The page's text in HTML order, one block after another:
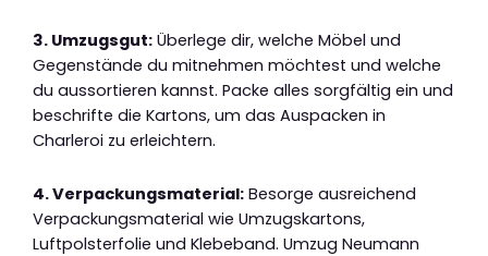
3. Umzugsgut: Überlege dir, welche Möbel und
Gegenstände du mitnehmen möchtest und welche
du aussortieren kannst. Packe alles sorgfältig ein und
beschrifte die Kartons, um das Auspacken in
Charleroi zu erleichtern.
4. Verpackungsmaterial: Besorge ausreichend
Verpackungsmaterial wie Umzugskartons,
Luftpolsterfolie und Klebeband. Umzug Neumann